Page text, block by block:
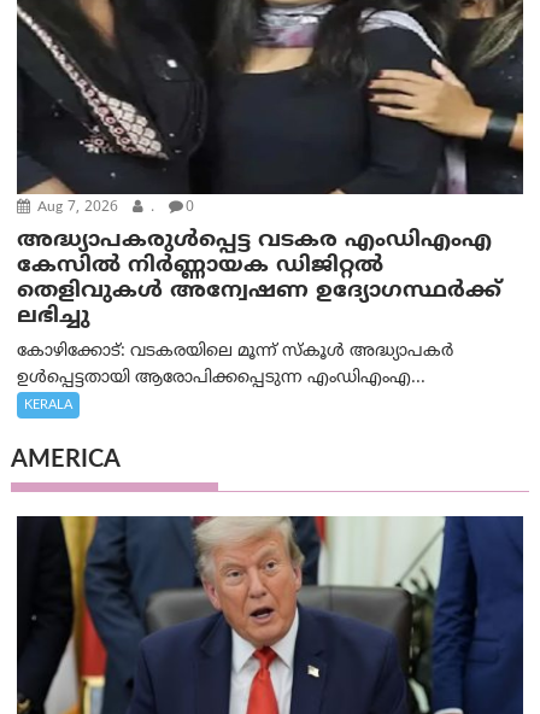
Aug 7, 2026 . 0
അദ്ധ്യാപകരുള്‍പ്പെട്ട വടകര എംഡി‌എം‌എ
കേസില്‍ നിര്‍ണ്ണായക ഡിജിറ്റല്‍
തെളിവുകള്‍ അന്വേഷണ ഉദ്യോഗസ്ഥര്‍ക്ക്
ലഭിച്ചു
കോഴിക്കോട്: വടകരയിലെ മൂന്ന് സ്കൂൾ അദ്ധ്യാപകർ
ഉൾപ്പെട്ടതായി ആരോപിക്കപ്പെടുന്ന എംഡിഎംഎ...
KERALA
AMERICA